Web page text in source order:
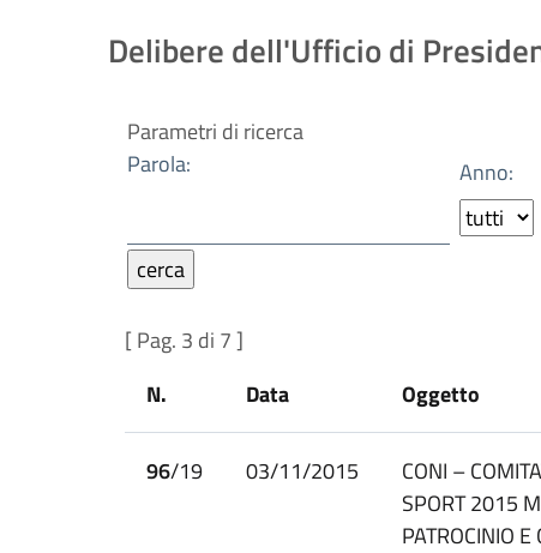
Delibere dell'Ufficio di
Parametri di ricerca
Parola:
Anno:
[ Pag. 3 di 7 ]
N.
Data Oggetto
96/19 03/11/2015
CONI –
SPORT 2015
PATROCINIO